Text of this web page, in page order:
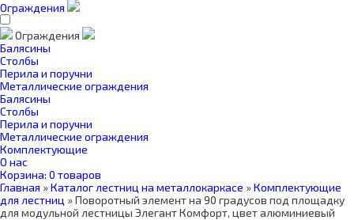
Ограждения
Ограждения
Балясины
Столбы
Перила и поручни
Металлические ограждения
Балясины
Столбы
Перила и поручни
Металлические ограждения
Комплектующие
О нас
Корзина: 0 товаров
Главная »Каталог лестниц на металлокаркасе »Комплектующие
для лестниц »Поворотный элемент на 90 градусов под площадку
для модульной лестницы Элегант Комфорт, цвет алюминиевый